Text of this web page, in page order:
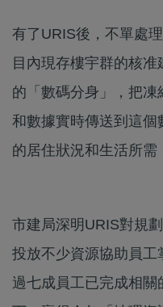
有了URIS後，不單處
目內現存樓宇群的核
的「數碼分身」，把
和數據實時傳送到這
的居住狀況和生活所需
市建局深明URIS對規
投放不少資源協助員工
過七成員工已完成相